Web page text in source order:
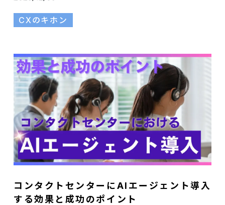
CXのキホン
コンタクトセンターにAIエージェント導入
する効果と成功のポイント